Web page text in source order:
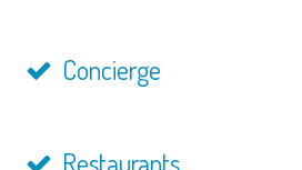
Concierge
Restaurants